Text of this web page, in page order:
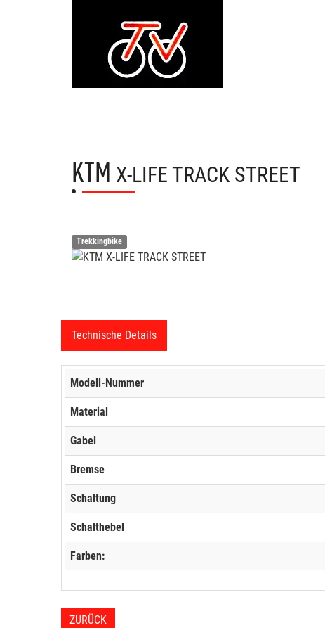
KTM X-LIFE TRACK STREET
Trekkingbike
Technische Details
Modell-Nummer
Material
Gabel
Bremse
Schaltung
Schalthebel
Farben:
ZURÜCK